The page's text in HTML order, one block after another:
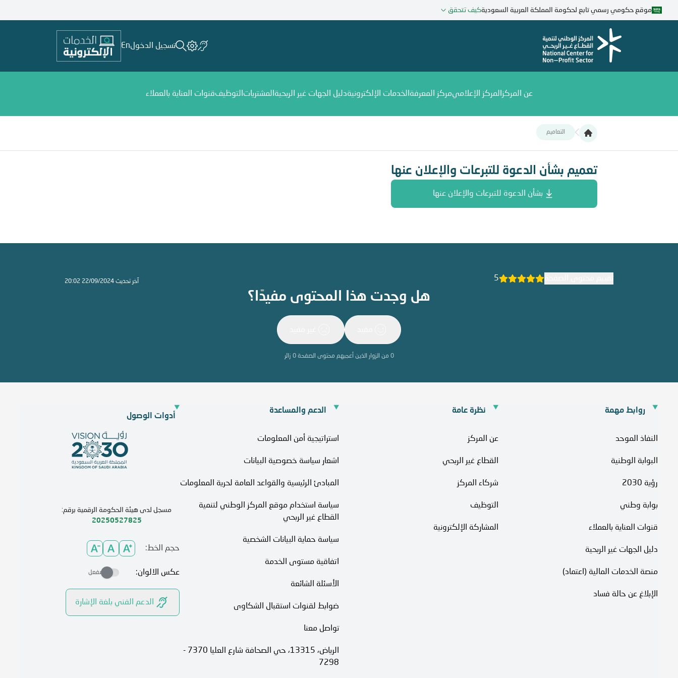
موقع حكومي رسمي تابع لحكومة المملكة العربية السعوديةكيف تتحقق
تسجيل الدخولEn
عن المركز المركز الإعلاميمركز المعرفة الخدمات الإلكترونيةدليل الجهات غير الربحية المشتريات التوظيفقنوات العناية بالعملاء
التعاميم
تعميم بشأن الدعوة للتبرعات والإعلان عنها
تعميم بشأن الدعوة للتبرعات والإعلان عنها
بشأن الدعوة للتبرعات والإعلان عنها
هل وجدت هذا المحتوى مفيدًا؟
0 من الزوار الذين أعجبهم محتوى الصفحة0 زائر
5 آخر تحديث 22/09/2024 20:02
أدوات الوصول
مسجل لدى هيئة الحكومة الرقمية برقم:
20250527825
حجم الخط:
عكس الالوان: مفعل
الدعم الفني بلغة الإشارة
روابط مهمة
النفاذ الموحد
البوابة الوطنية
رؤية 2030
بوابة وطني
قنوات العناية بالعملاء
دليل الجهات غير الربحية
منصة الخدمات المالية (اعتماد)
الإبلاغ عن حالة فساد
نظرة عامة
عن المركز
القطاع غير الربحي
شركاء المركز
التوظيف
المشاركة الإلكترونية
الدعم والمساعدة
استراتيجية أمن المعلومات
اشعار سياسة خصوصية البيانات
المبادئ الرئيسية والقواعد العامة لحرية المعلومات
سياسة استخدام موقع المركز الوطني لتنمية
القطاع غير الربحي
سياسة حماية البيانات الشخصية
اتفاقية مستوى الخدمة​
الأسئلة الشائعة
ضوابط لقنوات استقبال الشكاوى
تواصل معنا
الرياض، 13315، حي الصحافة شارع العليا 7370 -
7298